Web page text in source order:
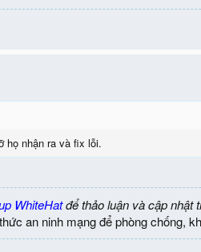
họ nhận ra và fix lỗi.
WhiteHatđể thảo luận và cập nhật
an ninh mạng để phòng chống,